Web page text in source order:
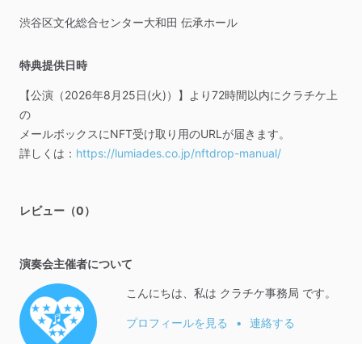
渋谷区文化総合センター大和田 伝承ホール
特典提供日時
【公演（2026年8月25日(火)）】より72時間以内にクラチケ上
の
メールボックスにNFT受け取り用のURLが届きます。
詳しくは： https://lumiades.co.jp/nftdrop-manual/
レビュー（0）
演奏会主催者について
こんにちは、私は クラチケ事務局 です。
プロフィールを見る • 連絡する